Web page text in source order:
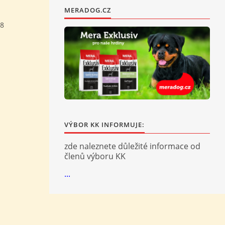
MERADOG.CZ
VÝBOR KK INFORMUJE:
zde naleznete důležité informace od
členů výboru KK
...